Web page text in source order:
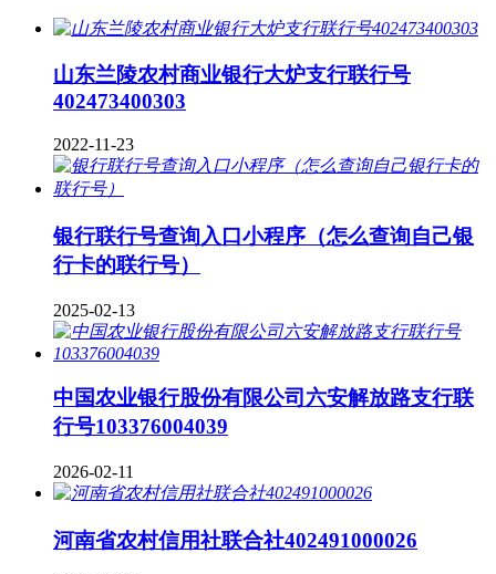
山东兰陵农村商业银行大炉支行联行号
402473400303
2022-11-23
银行联行号查询入口小程序（怎么查询自己银
行卡的联行号）
2025-02-13
中国农业银行股份有限公司六安解放路支行联
行号103376004039
2026-02-11
河南省农村信用社联合社402491000026